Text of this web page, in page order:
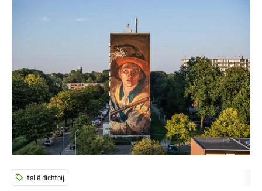
Italië dichtbij
Lees meer over Caravaggio Project in Utrecht – street